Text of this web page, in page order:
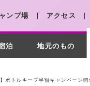
ンプ場 アクセス
泊 地元のもの
ボトルキープ半額キャンペーン開